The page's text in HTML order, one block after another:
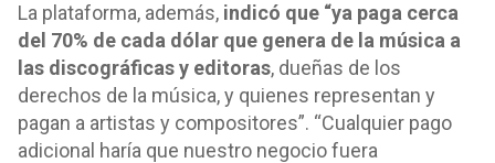
La plataforma, además, indicó que “ya paga cerca
del 70% de cada dólar que genera de la música a
las discográficas y editoras, dueñas de los
derechos de la música, y quienes representan y
pagan a artistas y compositores”. “Cualquier pago
adicional haría que nuestro negocio fuera